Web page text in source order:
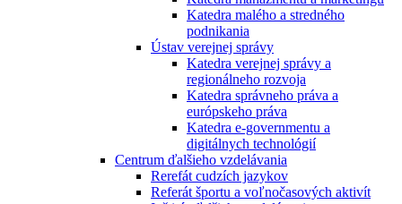
Katedra malého a stredného
podnikania
Ústav verejnej správy
Katedra verejnej správy a
regionálneho rozvoja
Katedra správneho práva a
európskeho práva
Katedra e-governmentu a
digitálnych technológií
Centrum ďalšieho vzdelávania
Rerefát cudzích jazykov
Referát športu a voľnočasových aktivít